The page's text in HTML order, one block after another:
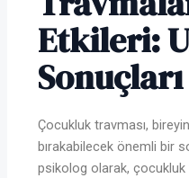
Etkileri:
Çocukluk travması,
bırakabilecek önemli bir
psikolog olarak, çocukluk